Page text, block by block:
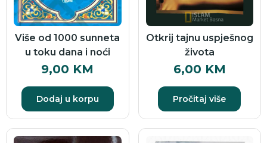
Više od 1000 sunneta
u toku dana i noći
9,00 KM
Dodaj u korpu
Otkrij tajnu uspješnog
života
6,00 KM
Pročitaj više